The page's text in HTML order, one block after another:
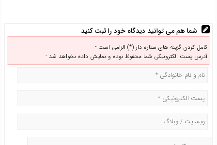
شما هم می توانید دیدگاه خود را ثبت کنید
کامل کردن گزینه های ستاره دار (*) الزامی است -
آدرس پست الکترونیکی شما محفوظ بوده و نمایش داده نخواهد شد -